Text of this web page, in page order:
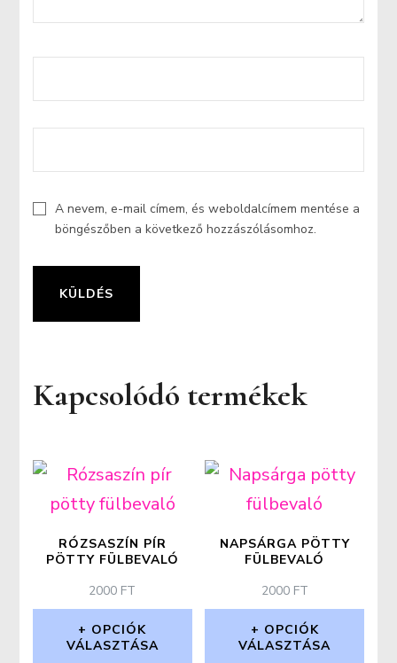
A nevem, e-mail címem, és weboldalcímem mentése a
böngészőben a következő hozzászólásomhoz.
Kapcsolódó termékek
RÓZSASZÍN PÍR
PÖTTY FÜLBEVALÓ
2000 FT
OPCIÓK
VÁLASZTÁSA
NAPSÁRGA PÖTTY
FÜLBEVALÓ
2000 FT
OPCIÓK
VÁLASZTÁSA